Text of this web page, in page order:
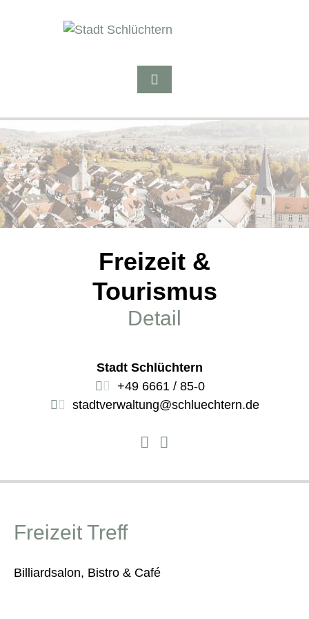
Freizeit &
Tourismus
Detail
Stadt Schlüchtern
+49 6661 / 85-0
stadtverwaltung@schluechtern.de
Freizeit Treff
Billiardsalon, Bistro & Café